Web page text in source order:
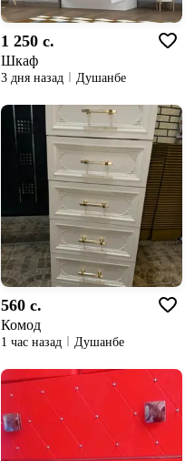
1 250 c.
Шкаф
3 дня назад Душанбе
560 c.
Комод
1 час назад Душанбе